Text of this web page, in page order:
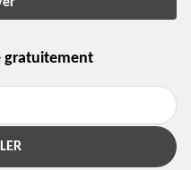
gratuitement